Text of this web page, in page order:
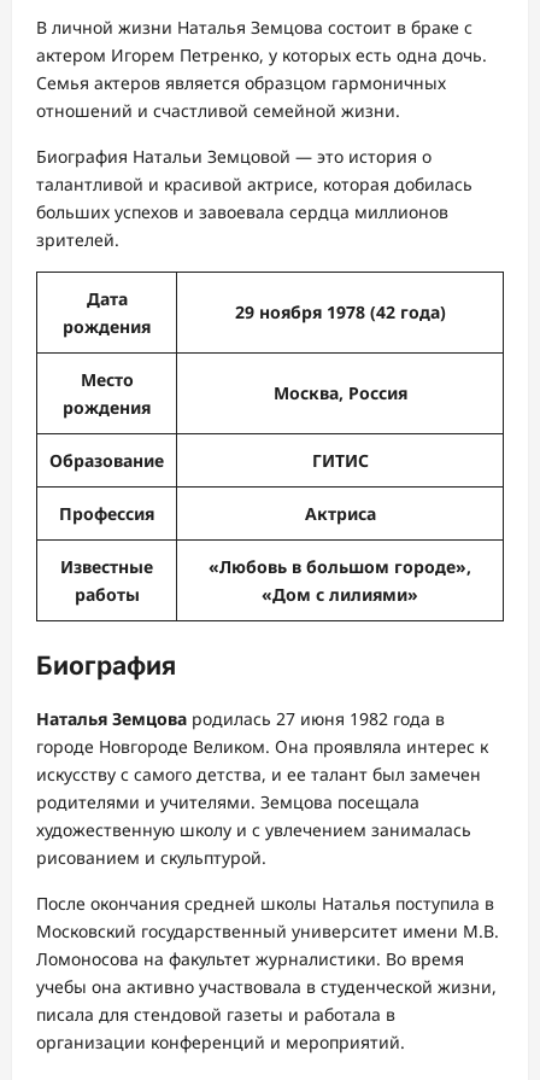
В личной жизни Наталья Земцова состоит в браке с
актером Игорем Петренко, у которых есть одна дочь.
Семья актеров является образцом гармоничных
отношений и счастливой семейной жизни.
Биография Натальи Земцовой — это история о
талантливой и красивой актрисе, которая добилась
больших успехов и завоевала сердца миллионов
зрителей.
Дата
рождения
29 ноября 1978 (42 года)
Место
рождения
Москва, Россия
Образование ГИТИС
Профессия Актриса
Известные
работы
«Любовь в большом городе»,
«Дом с лилиями»
Биография
Наталья Земцова родилась 27 июня 1982 года в
городе Новгороде Великом. Она проявляла интерес к
искусству с самого детства, и ее талант был замечен
родителями и учителями. Земцова посещала
художественную школу и с увлечением занималась
рисованием и скульптурой.
После окончания средней школы Наталья поступила в
Московский государственный университет имени М.В.
Ломоносова на факультет журналистики. Во время
учебы она активно участвовала в студенческой жизни,
писала для стендовой газеты и работала в
организации конференций и мероприятий.